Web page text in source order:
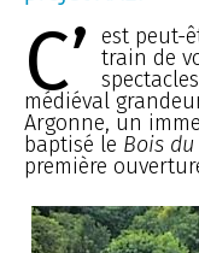
C’ est peut-
train de
médiéval
Argonne, un
baptisé le Bois du
première